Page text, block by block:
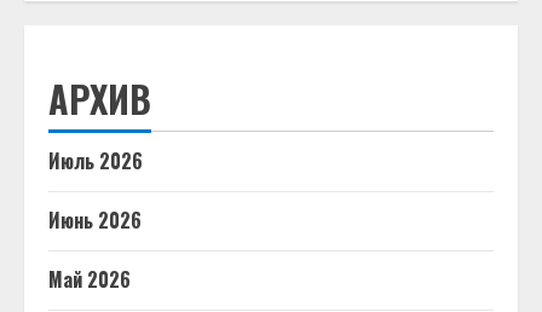
АРХИВ
Июль 2026
Июнь 2026
Май 2026